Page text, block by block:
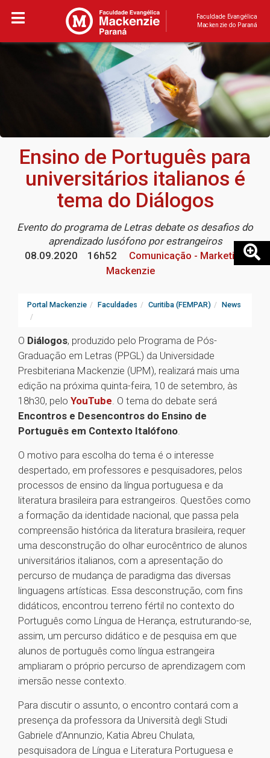
Faculdade Evangélica
Mackenzie do Paraná
Ensino de Português para
universitários italianos é
tema do Diálogos
Evento do programa de Letras debate os desafios do
aprendizado lusófono por estrangeiros
08.09.2020
16h52
Comunicação - Marketing
Mackenzie
Portal Mackenzie Faculdades Curitiba (FEMPAR) News
O Diálogos, produzido pelo Programa de Pós-
Graduação em Letras (PPGL) da Universidade
Presbiteriana Mackenzie (UPM), realizará mais uma
edição na próxima quinta-feira, 10 de setembro, às
18h30, pelo YouTube. O tema do debate será
Encontros e Desencontros do Ensino de
Português em Contexto Italófono.
O motivo para escolha do tema é o interesse
despertado, em professores e pesquisadores, pelos
processos de ensino da língua portuguesa e da
literatura brasileira para estrangeiros. Questões como
a formação da identidade nacional, que passa pela
compreensão histórica da literatura brasileira, requer
uma desconstrução do olhar eurocêntrico de alunos
universitários italianos, com a apresentação do
percurso de mudança de paradigma das diversas
linguagens artísticas. Essa desconstrução, com fins
didáticos, encontrou terreno fértil no contexto do
Português como Língua de Herança, estruturando-se,
assim, um percurso didático e de pesquisa em que
alunos de português como língua estrangeira
ampliaram o próprio percurso de aprendizagem com
imersão nesse contexto.
Para discutir o assunto, o encontro contará com a
presença da professora da Università degli Studi
Gabriele d’Annunzio, Katia Abreu Chulata,
pesquisadora de Língua e Literatura Portuguesa e